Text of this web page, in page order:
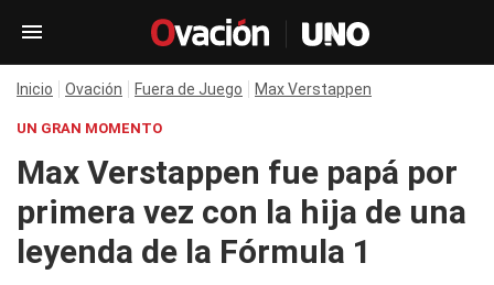
Inicio Ovación Fuera de Juego Max Verstappen
UN GRAN MOMENTO
Max Verstappen fue papá por
primera vez con la hija de una
leyenda de la Fórmula 1